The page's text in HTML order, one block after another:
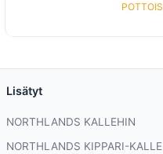
POTTOIS
Lisätyt
NORTHLANDS KALLEHIN
NORTHLANDS KIPPARI-KALLE